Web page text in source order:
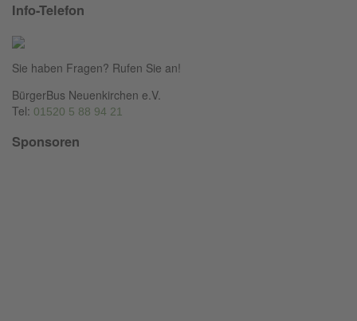
Info-Telefon
Sie haben Fragen? Rufen Sie an!
BürgerBus Neuenkirchen e.V.
Tel: 01520 5 88 94 21
Sponsoren